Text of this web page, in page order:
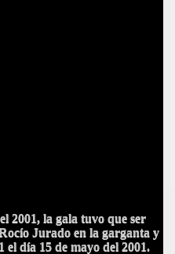
2001, la gala tuvo que ser
Jurado en la garganta y
el día 15 de mayo del 2001.